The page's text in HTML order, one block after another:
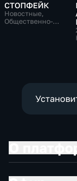
СТОПФЕЙК
Новостные,
Общественно-